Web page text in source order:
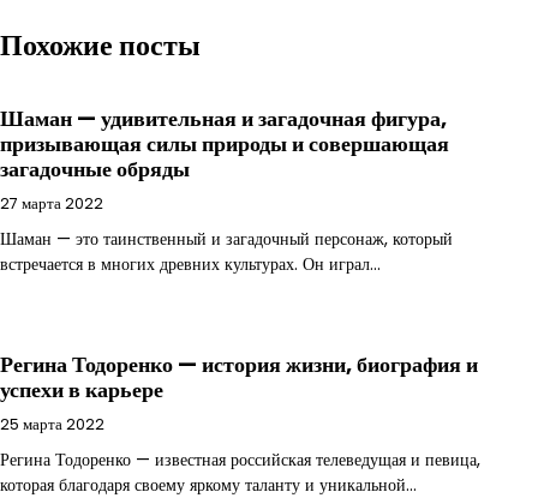
Похожие посты
Шаман — удивительная и загадочная фигура,
призывающая силы природы и совершающая
загадочные обряды
27 марта 2022
Шаман — это таинственный и загадочный персонаж, который
встречается в многих древних культурах. Он играл…
Регина Тодоренко — история жизни, биография и
успехи в карьере
25 марта 2022
Регина Тодоренко — известная российская телеведущая и певица,
которая благодаря своему яркому таланту и уникальной…